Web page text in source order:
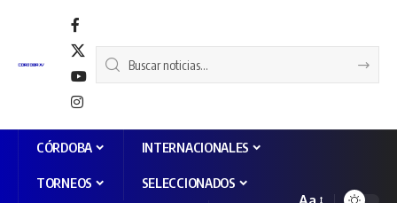
CÓRDOBA INTERNACIONALES
TORNEOS SELECCIONADOS